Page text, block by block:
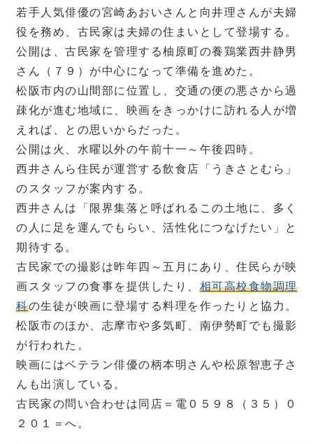
若手人気俳優の宮崎あおいさんと向井理さんが夫婦
役を務め、古民家は夫婦の住まいとして登場する。
公開は、古民家を管理する柚原町の養鶏業西井静男
さん（７９）が中心になって準備を進めた。
松阪市内の山間部に位置し、交通の便の悪さから過
疎化が進む地域に、映画をきっかけに訪れる人が増
えれば、との思いからだった。
公開は火、水曜以外の午前十一～午後四時。
西井さんら住民が運営する飲食店「うきさとむら」
のスタッフが案内する。
西井さんは「限界集落と呼ばれるこの土地に、多く
の人に足を運んでもらい、活性化につなげたい」と
期待する。
古民家での撮影は昨年四～五月にあり、住民らが映
画スタッフの食事を提供したり、 相可高校食物調理
科の生徒が映画に登場する料理を作ったりと協力。
松阪市のほか、志摩市や多気町、南伊勢町でも撮影
が行われた。
映画にはベテラン俳優の柄本明さんや松原智恵子さ
んも出演している。
古民家の問い合わせは同店＝電０５９８（３５）０
２０１＝へ。